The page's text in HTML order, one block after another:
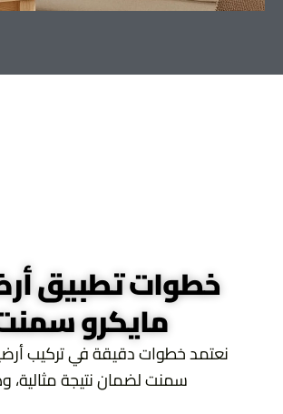
خطوات تطبيق
مايكرو
نعتمد خطوات دقيقة في تركيب
سمنت لضمان نتيجة